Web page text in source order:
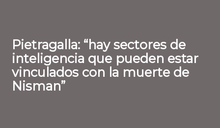
Pietragalla: “hay sectores de
inteligencia que pueden estar
vinculados con la muerte de
Nisman”